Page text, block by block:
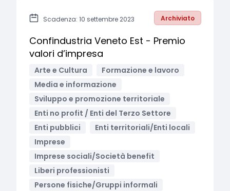
Scadenza: 10 settembre 2023 Archiviato
Confindustria Veneto Est - Premio
valori d’impresa
Arte e Cultura
Formazione e lavoro
Media e informazione
Sviluppo e promozione territoriale
Enti no profit / Enti del Terzo Settore
Enti pubblici
Enti territoriali/Enti locali
Imprese
Imprese sociali/Società benefit
Liberi professionisti
Persone fisiche/Gruppi informali